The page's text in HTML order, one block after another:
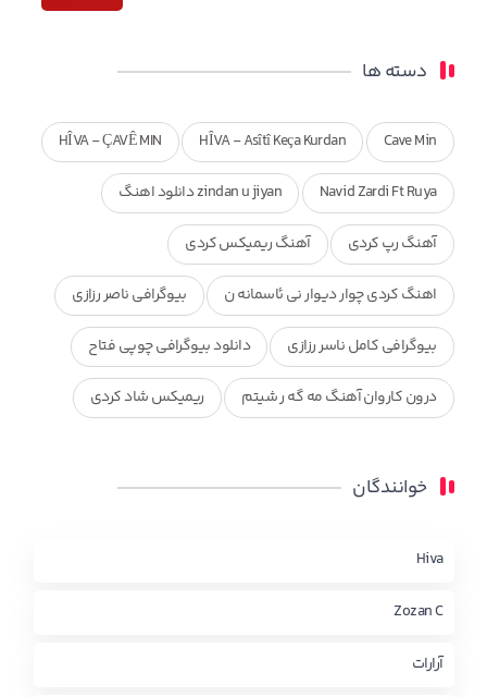
دسته ها
Cave Min
HÎVA - Asîtî Keça Kurdan
HÎVA - ÇAVÊ MIN
Navid Zardi Ft Ruya zindan u jiyan دانلود اهنگ
آهنگ رپ کردی آهنگ ریمیکس کردی
اهنگ کردی چوار دیوار نی ئاسمانه ن بیوگرافی ناصر رزازی
بیوگرافی کامل ناسر رزازی دانلود بیوگرافی چوپی فتاح
درون کاروان آهنگ مه گه ر شیتم ریمیکس شاد کردی
محمد جزا
چاو من
خوانندگان
Hiva
Zozan C
آرارات